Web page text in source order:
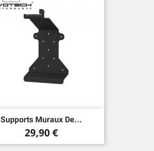
Supports Muraux De...
Prix
29,90 €